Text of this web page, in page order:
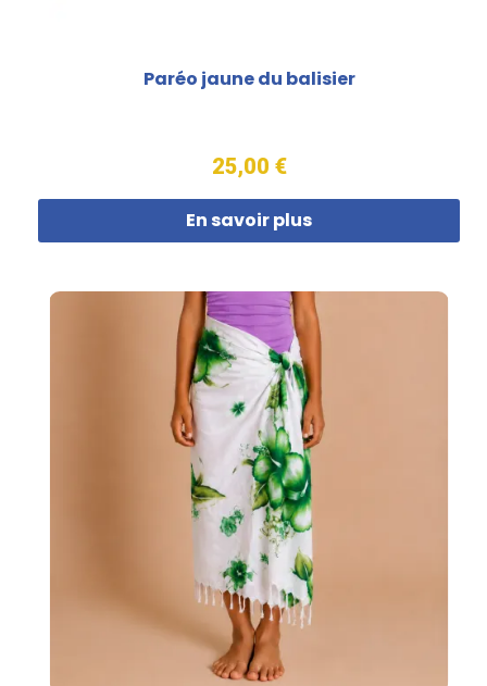
Paréo jaune du balisier
25,00 €
En savoir plus